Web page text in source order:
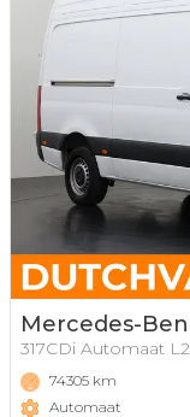
Mercedes-
317CDi Automaat
74305 km
Automaat